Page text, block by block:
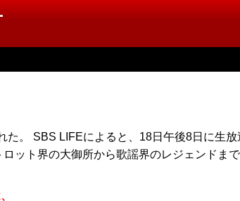
。 SBS LIFEによると、18日午後8日に生
ット界の大御所から歌謡界のレジェンドま